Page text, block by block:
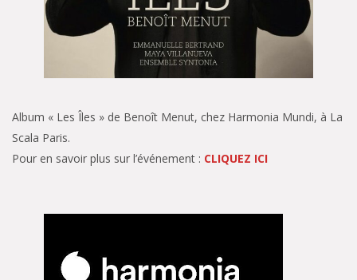
Album « Les Îles » de Benoît Menut, chez Harmonia Mundi, à La
Scala Paris.
Pour en savoir plus sur l’événement : CLIQUEZ ICI